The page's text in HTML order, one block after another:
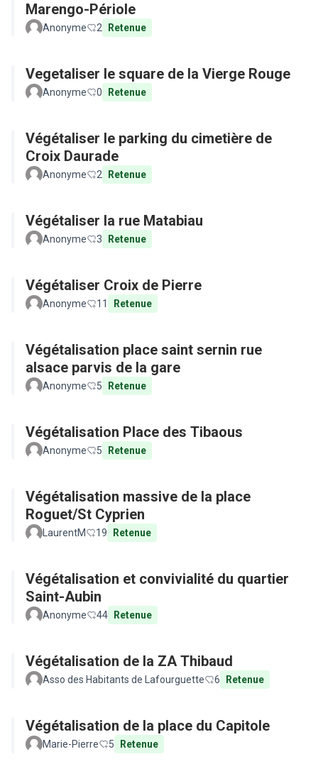
Marengo-Périole
Anonyme 2 Retenue
Vegetaliser le square de la Vierge Rouge
Anonyme 0 Retenue
Végétaliser le parking du cimetière de
Croix Daurade
Anonyme 2 Retenue
Végétaliser la rue Matabiau
Anonyme 3 Retenue
Végétaliser Croix de Pierre
Anonyme 11 Retenue
Végétalisation place saint sernin rue
alsace parvis de la gare
Anonyme 5 Retenue
Végétalisation Place des Tibaous
Anonyme 5 Retenue
Végétalisation massive de la place
Roguet/St Cyprien
LaurentM 19 Retenue
Végétalisation et convivialité du quartier
Saint-Aubin
Anonyme 44 Retenue
Végétalisation de la ZA Thibaud
Asso des Habitants de Lafourguette 6 Retenue
Végétalisation de la place du Capitole
Marie-Pierre 5 Retenue